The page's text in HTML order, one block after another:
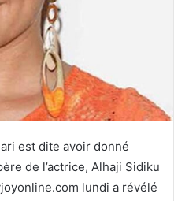
est dite avoir donné
de l’actrice, Alhaji Sidiku
lundi a révélé